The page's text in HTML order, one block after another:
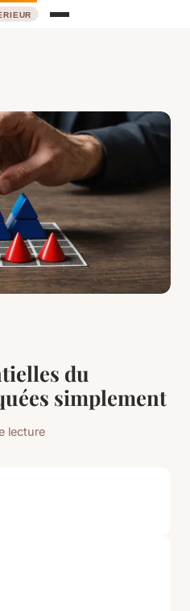
du
simplement
lecture